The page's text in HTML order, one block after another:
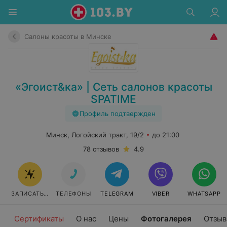
Салоны красоты в Минске
«Эгоист&ка» | Сеть салонов красоты
SPATIME
Профиль подтвержден
Сертификаты О нас Цены Фотогалерея
Минск, Логойский тракт, 19/2
до 21:00
78 отзывов
4.9
ЗАПИСАТЬСЯ ТЕЛЕФОНЫ TELEGRAM VIBER WHATSAPP